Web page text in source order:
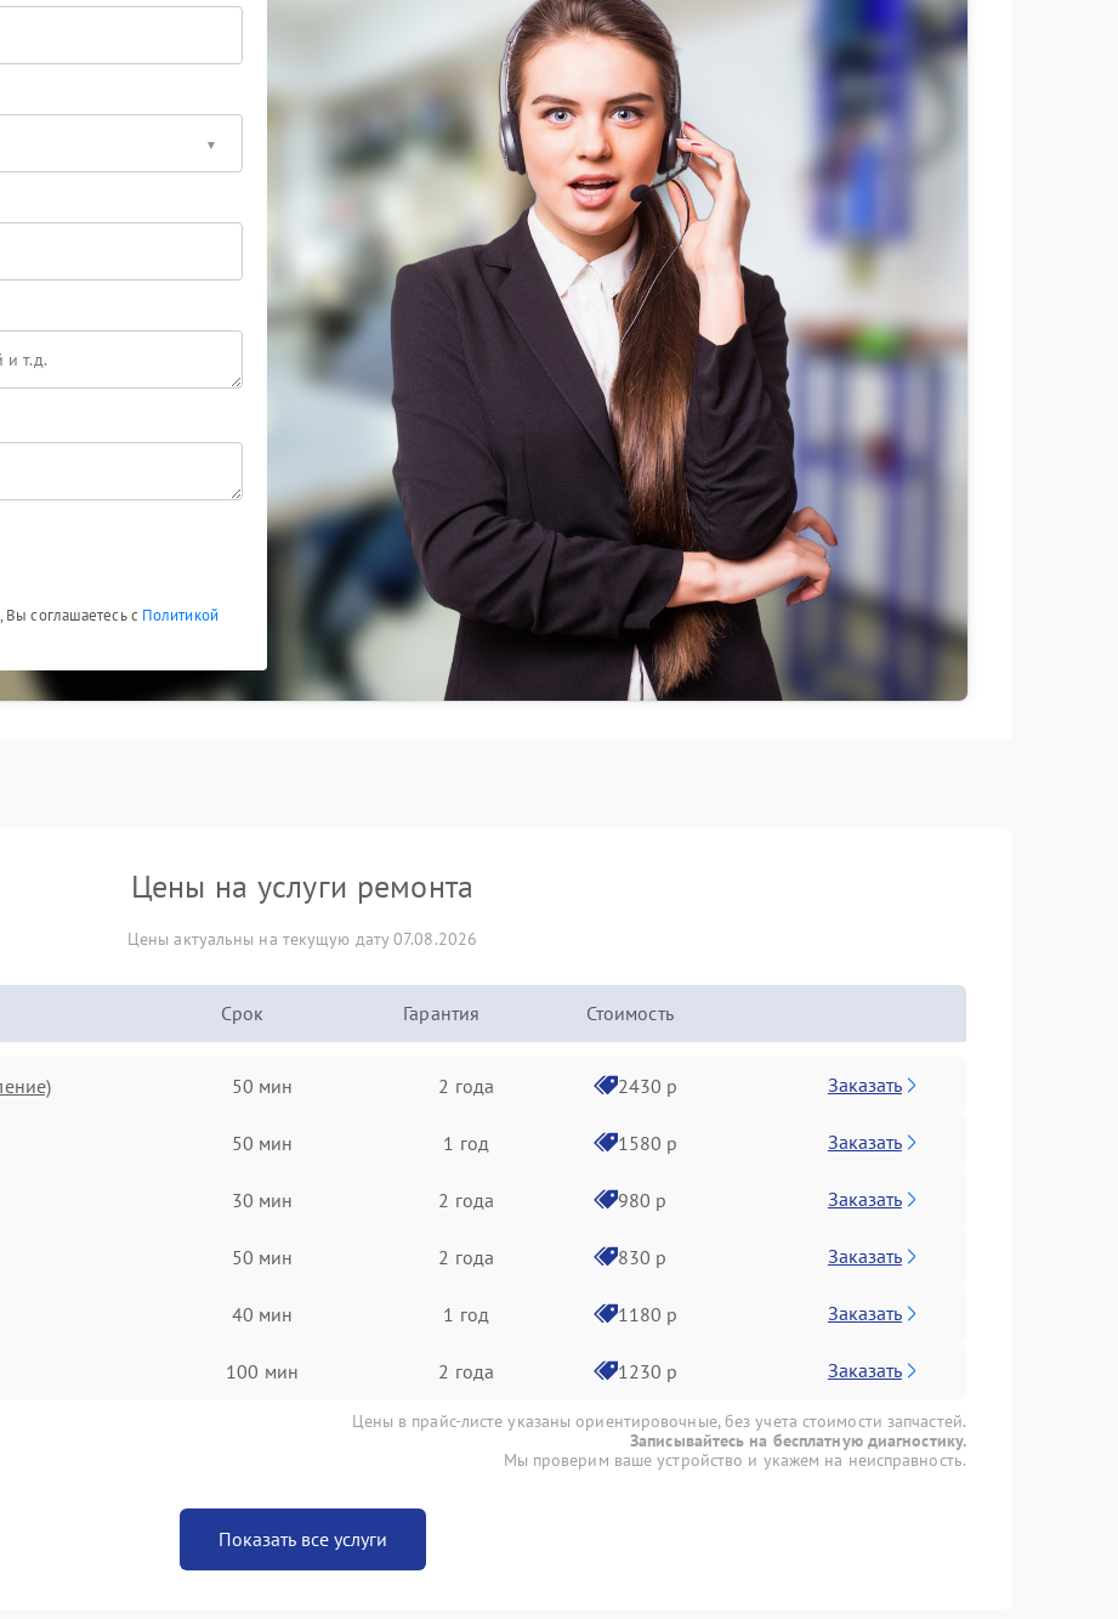
Вы соглашаетесь с Политикой
Цены на услуги ремонта
Цены актуальны на текущую дату 07.08.2026
Срок Гарантия Стоимость
50 мин 2 года 2430 р Заказать
50 мин 1 год 1580 р Заказать
30 мин 2 года 980 р Заказать
50 мин 2 года 830 р Заказать
40 мин 1 год 1180 р Заказать
100 мин 2 года 1230 р Заказать
Цены в прайс-листе указаны ориентировочные, без учета стоимости запчастей.
Записывайтесь на бесплатную диагностику.
Мы проверим ваше устройство и укажем на неисправность.
Показать все услуги